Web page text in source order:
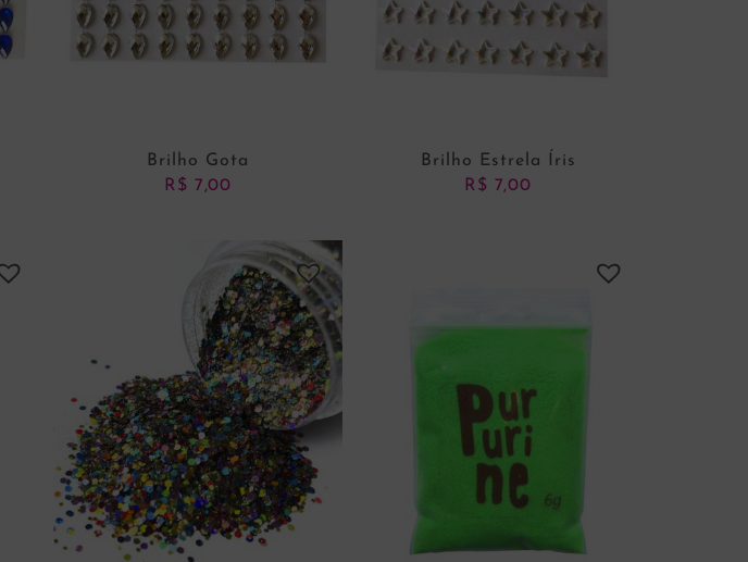
ADICIONAR AO CARRINHO
Brilho Gota
R$ 7,00
Brilho Estrela Íris
R$ 7,00